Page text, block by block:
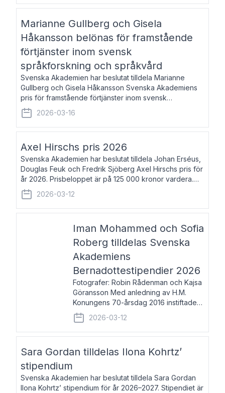
Marianne Gullberg och Gisela
Håkansson belönas för framstående
förtjänster inom svensk
språkforskning och språkvård
Svenska Akademien har beslutat tilldela Marianne
Gullberg och Gisela Håkansson Svenska Akademiens
pris för framstående förtjänster inom svensk
språkforskning och språkvård till minne av Carl Gabriel
och Karin Forsberg för år 2026. Prissumma
2026-03-16
Axel Hirschs pris 2026
Svenska Akademien har beslutat tilldela Johan Erséus,
Douglas Feuk och Fredrik Sjöberg Axel Hirschs pris för
år 2026. Prisbeloppet är på 125 000 kronor vardera.
Johan Erséus, född 1959, är fackboksförfattare och
journalist med mångårigt för
2026-03-12
Iman Mohammed och Sofia
Roberg tilldelas Svenska
Akademiens
Bernadottestipendier 2026
Fotografer: Robin Rådenman och Kajsa
Göransson Med anledning av H.M.
Konungens 70-årsdag 2016 instiftade
fem av de kungliga akademierna det så
kallade Bernadotteprogrammet med
syfte att genom stipendier erbjuda stöd
2026-03-12
Sara Gordan tilldelas Ilona Kohrtz’
stipendium
Svenska Akademien har beslutat tilldela Sara Gordan
Ilona Kohrtz’ stipendium för år 2026–2027. Stipendiet är